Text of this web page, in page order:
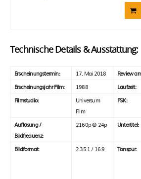
Technische Details & Ausstattung:
Erscheinungstermin: 17. Mai 2018 Review
Erscheinungsjahr Film:
1988 Laufzeit:
Filmstudio:
Universum
Film
FSK:
Auflösung /
Bildfrequenz:
2160p @ 24p Untertitel:
Bildformat: 2.35:1 / 16:9 Tonspur: